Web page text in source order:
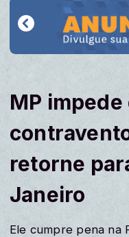
MP impede
retorne
Janeiro
Ele cumpre pena na